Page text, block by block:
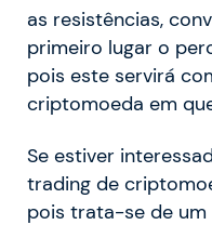
as resistências,
primeiro lugar o
pois este servirá
criptomoeda em
Se estiver
trading de
pois trata-se de